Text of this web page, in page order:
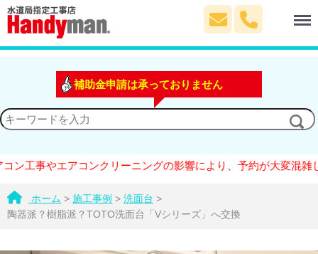
補助金申請は承っておりません
ンクリーニングの影響により、予約が大変混雑しております。
ホーム >施工事例 >洗面台 >
陶器派？樹脂派？TOTO洗面台「Vシリーズ」へ交換